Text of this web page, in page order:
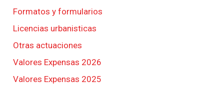
Formatos y formularios
Licencias urbanisticas
Otras actuaciones
Valores Expensas 2026
Valores Expensas 2025